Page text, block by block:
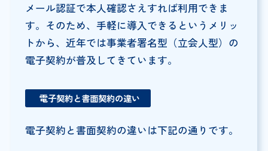
メール認証で本人確認さえすれば利用できま
す。そのため、手軽に導入できるというメリッ
トから、近年では事業者署名型（立会人型）の
電子契約が普及してきています。
電子契約と書面契約の違い
電子契約と書面契約の違いは下記の通りです。